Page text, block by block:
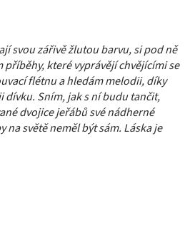
svou zářivě žlutou barvu, si pod ně
příběhy, které vyprávějí chvějícími se
flétnu a hledám melodii, díky
dívku. Sním, jak s ní budu tančit,
dvojice jeřábů své nádherné
na světě neměl být sám. Láska je